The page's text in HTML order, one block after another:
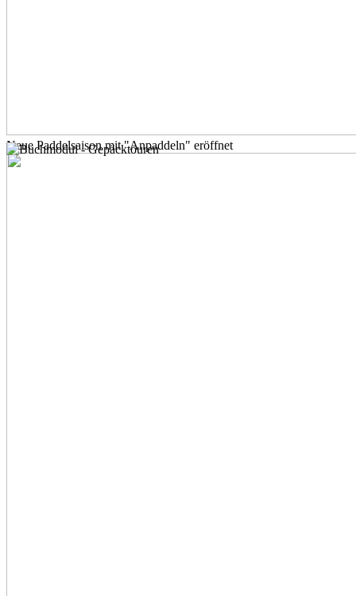
Neue Paddelsaison mit "Anpaddeln" eröffnet